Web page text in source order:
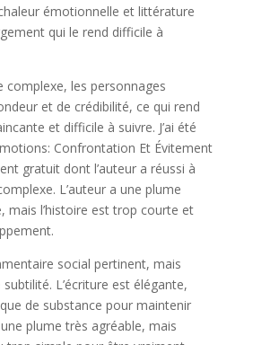
émotionnelle et littérature
qui le rend difficile à
complexe, les personnages
et de crédibilité, ce qui rend
et difficile à suivre. J’ai été
Confrontation Et Évitement
gratuit dont l’auteur a réussi à
L’auteur a une plume
mais l’histoire est trop courte et
social pertinent, mais
L’écriture est élégante,
de substance pour maintenir
une plume très agréable, mais